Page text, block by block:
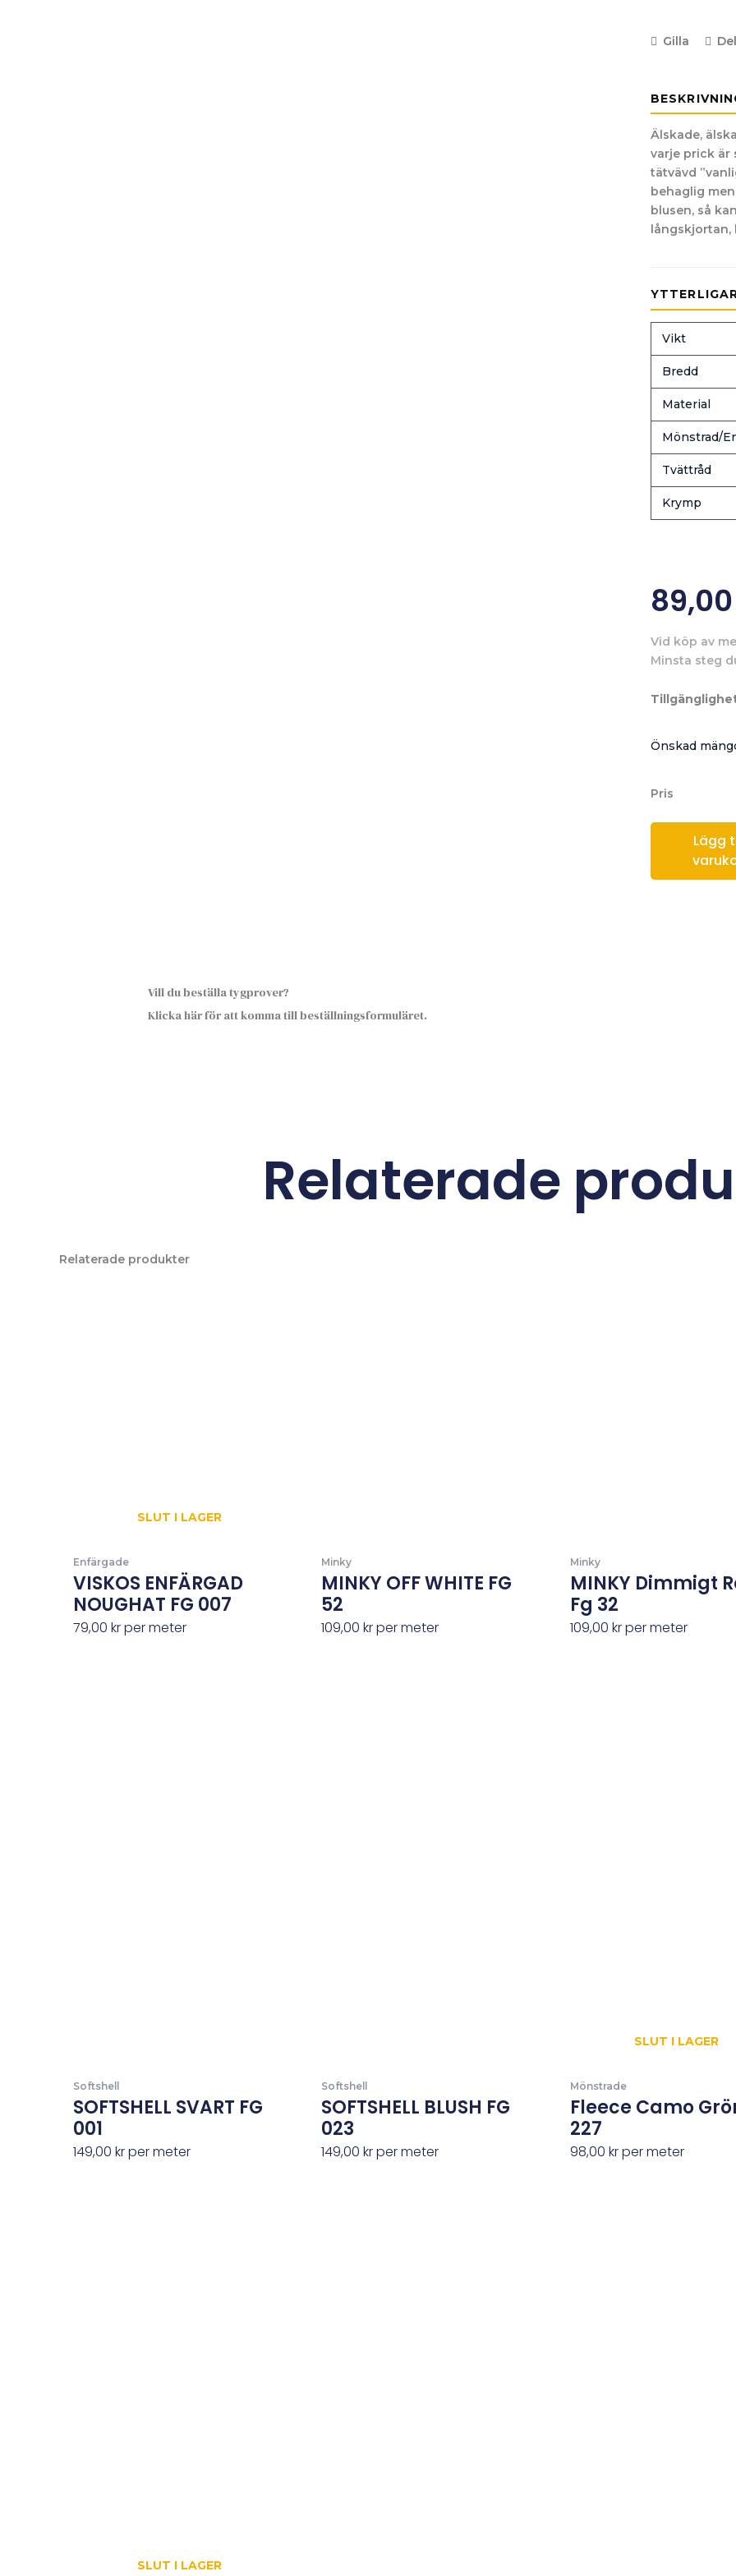
Gilla
Älskade,
varje prick är
tätvävd
behaglig
blusen, så
Vikt
Bredd
Material
Mönstrad/
Tvättråd
Krymp
Vid köp av
Minsta steg
Önskad
Pris
Lägg
Vill du beställa tygprover?
Klicka här för att komma till beställningsformuläret.
Relaterade
Relaterade produkter
SLUT I LAGER
Enfärgade
VISKOS ENFÄRGAD
NOUGHAT FG 007
79,00 krper meter
Minky
MINKY OFF WHITE FG
52
109,00krper meter
Minky
MINKY Dimmigt
Fg 32
109,00 krper meter
Softshell
SOFTSHELL SVART FG
001
149,00 krper meter
Softshell
SOFTSHELL BLUSH FG
023
149,00krper meter
SLUT I LAGER
Mönstrade
Fleece Camo
227
98,00 krper meter
SLUT I LAGER